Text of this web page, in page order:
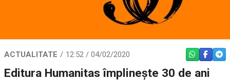
ACTUALITATE 12:52 / 04/02/2020 WHATSAPP
Editura Humanitas împlinește 30 de ani